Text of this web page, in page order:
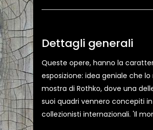
Dettagli generali
Queste opere, hanno la
esposizione: idea geniale che
mostra di Rothko, dove una
suoi quadri vennero concepiti
collezionisti internazionali. 'Il